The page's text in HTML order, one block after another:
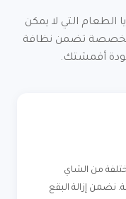
الطعام التي لا يمكن
تضمن نظافة
أقمشتك.
من الشاي
نضمن إزالة البقع